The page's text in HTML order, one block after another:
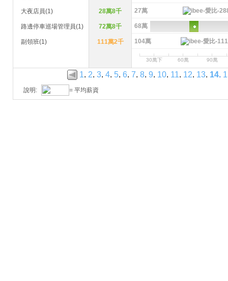
大夜店員(1) 28萬8千 27萬
路邊停車巡場管理員(1) 72萬8千 68萬
副領班(1) 111萬2千 104萬
30萬下 60萬 90萬
1. 2. 3. 4. 5. 6. 7. 8. 9. 10. 11. 12. 13. 14.
說明: = 平均薪資